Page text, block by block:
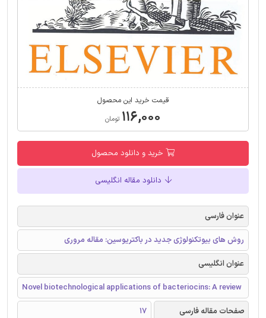
قیمت خرید این محصول
۱۱۶,۰۰۰ تومان
خرید و دانلود محصول
دانلود مقاله انگلیسی
عنوان فارسی
روش های بیوتکنولوژی جدید در باکتریوسین: مقاله مروری
عنوان انگلیسی
Novel biotechnological applications of bacteriocins: A review
صفحات مقاله فارسی
17